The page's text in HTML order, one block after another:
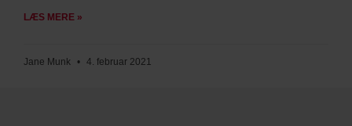
LÆS MERE »
Jane Munk 4. februar 2021